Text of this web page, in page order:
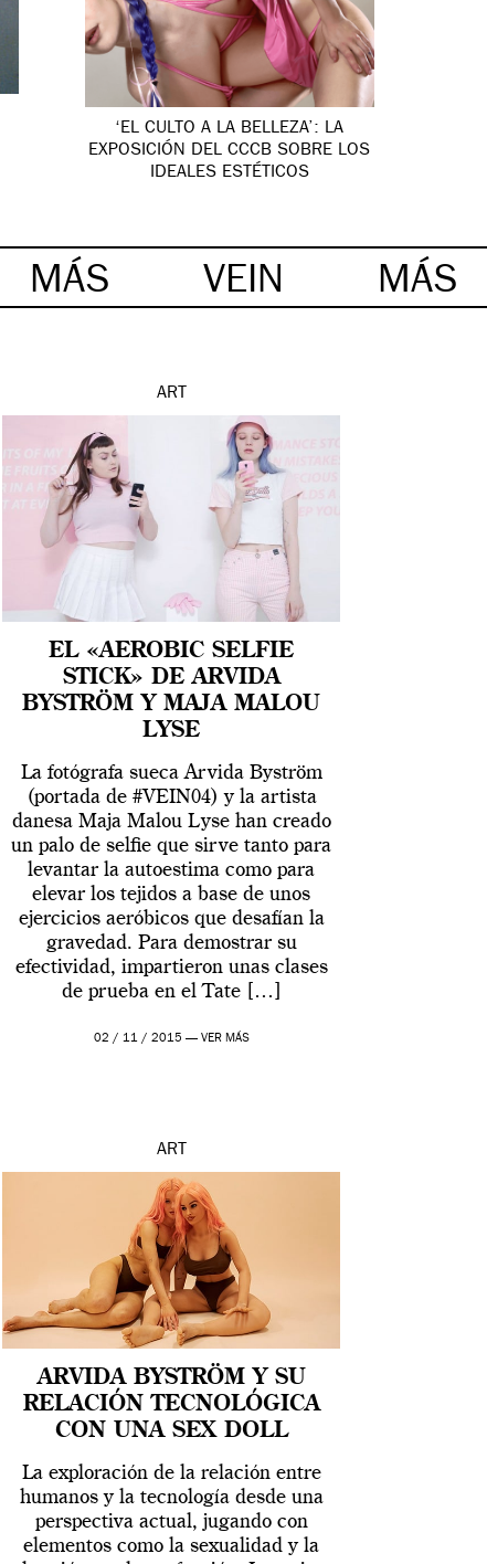
‘EL CULTO A LA BELLEZA’: LA
EXPOSICIÓN DEL CCCB SOBRE LOS
IDEALES ESTÉTICOS
MÁS VEIN MÁS
ART
EL «AEROBIC SELFIE
STICK» DE ARVIDA
BYSTRÖM Y MAJA MALOU
LYSE
La fotógrafa sueca Arvida Byström
(portada de #VEIN04) y la artista
danesa Maja Malou Lyse han creado
un palo de selfie que sirve tanto para
levantar la autoestima como para
elevar los tejidos a base de unos
ejercicios aeróbicos que desafían la
gravedad. Para demostrar su
efectividad, impartieron unas clases
de prueba en el Tate […]
02 / 11 / 2015 — VER MÁS
ART
ARVIDA BYSTRÖM Y SU
RELACIÓN TECNOLÓGICA
CON UNA SEX DOLL
La exploración de la relación entre
humanos y la tecnología desde una
perspectiva actual, jugando con
elementos como la sexualidad y la